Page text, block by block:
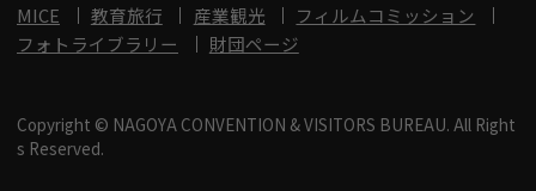
MICE
教育旅行 産業観光
フィルムコミッション
フォトライブラリー
財団ページ
Copyright © NAGOYA CONVENTION & VISITORS BUREAU. All Right
s Reserved.